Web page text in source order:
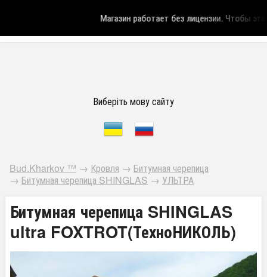
Магазин работает без лицензии.Чтобы эта
Виберіть мову сайту
Bud.Kharkov ™ → Кровля → Битумная черепица
→ Битумная черепица SHINGLAS → УЛЬТРА
Битумная черепица SHINGLAS
ultra FOXTROT(ТехноНИКОЛЬ)